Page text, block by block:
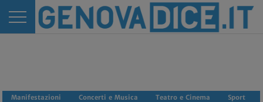
Manifestazioni Concerti e Musica Teatro e Cinema
Sport